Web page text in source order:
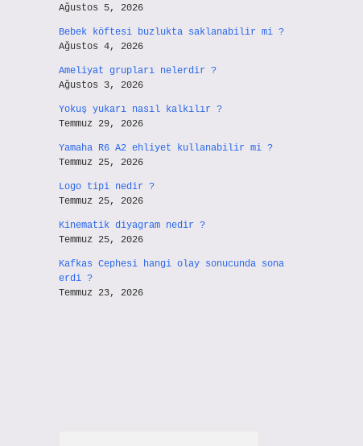
Ağustos 5, 2026
Bebek köftesi buzlukta saklanabilir mi ?
Ağustos 4, 2026
Ameliyat grupları nelerdir ?
Ağustos 3, 2026
Yokuş yukarı nasıl kalkılır ?
Temmuz 29, 2026
Yamaha R6 A2 ehliyet kullanabilir mi ?
Temmuz 25, 2026
Logo tipi nedir ?
Temmuz 25, 2026
Kinematik diyagram nedir ?
Temmuz 25, 2026
Kafkas Cephesi hangi olay sonucunda sona
erdi ?
Temmuz 23, 2026